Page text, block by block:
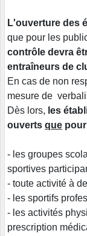
L'ouverture des
que pour les
contrôle devra
entraîneurs de
En cas de non
mesure de
Dès lors, les
ouverts que pour
- les groupes
sportives
- toute activité à
- les sportifs
- les activités
prescription